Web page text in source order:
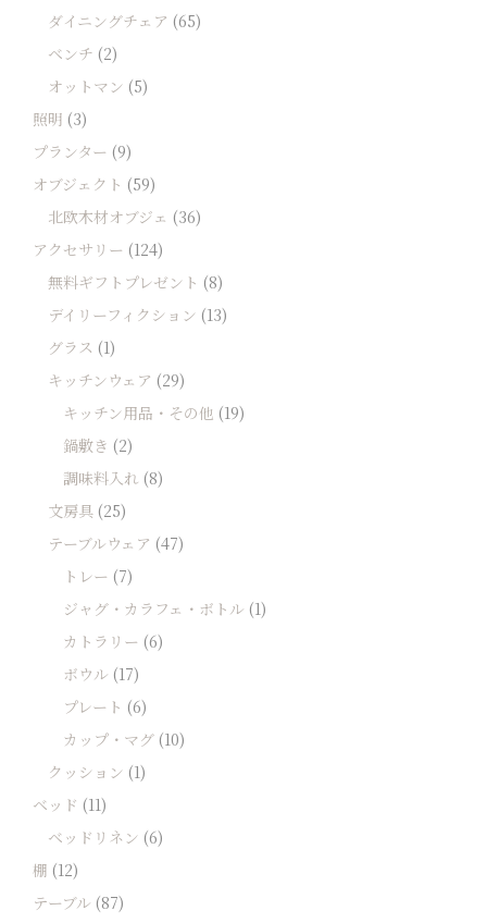
ダイニングチェア (65)
ベンチ (2)
オットマン (5)
照明 (3)
プランター (9)
オブジェクト (59)
北欧木材オブジェ (36)
アクセサリー (124)
無料ギフトプレゼント (8)
デイリーフィクション (13)
グラス (1)
キッチンウェア (29)
キッチン用品・その他 (19)
鍋敷き (2)
調味料入れ (8)
文房具 (25)
テーブルウェア (47)
トレー (7)
ジャグ・カラフェ・ボトル (1)
カトラリー (6)
ボウル (17)
プレート (6)
カップ・マグ (10)
クッション (1)
ベッド (11)
ベッドリネン (6)
棚 (12)
テーブル (87)